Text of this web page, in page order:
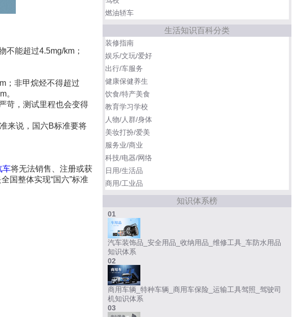
不能超过4.5mg/km；
；非甲烷烃不得超过
。
苛，测试里程也会变得
来说，国六B标准要将
车将无法销售、注册或获
国整体实现“国六”标准
燃油轿车
生活知识百科分类
装修指南
娱乐/文玩/爱好
出行/车服务
健康保健养生
饮食/特产美食
教育学习学校
人物/人群/身体
美妆打扮/爱美
服务业/商业
科技/电器/网络
日用/生活品
商用/工业品
知识体系榜
01
汽车装饰品_安全用品_收纳用品_维修工具_车防水用品
知识体系
02
商用车辆_特种车辆_商用车保险_运输工具驾照_驾驶司
机知识体系
03